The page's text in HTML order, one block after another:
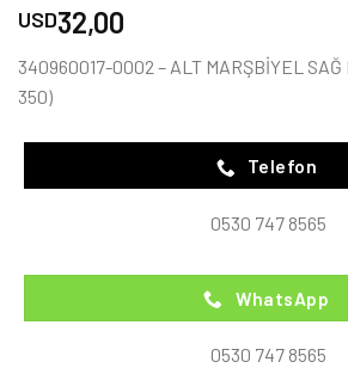
USD32,00
340960017-0002 – ALT MARŞBİYEL SAĞ
350)
Telefon
0530 747 8565
WhatsApp
0530 747 8565